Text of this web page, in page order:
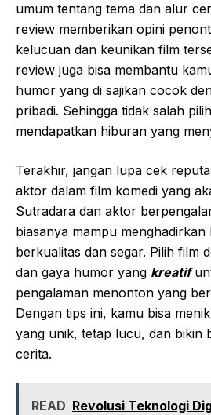
umum tentang tema dan alur
review memberikan opini
kelucuan dan keunikan film
review juga bisa membantu
humor yang di sajikan cocok
pribadi. Sehingga tidak salah
mendapatkan hiburan yang
Terakhir, jangan lupa cek
aktor dalam film komedi yang
Sutradara dan aktor
biasanya mampu
berkualitas dan segar. Pilih film
dan gaya humor yang kreatif
pengalaman menonton yang
Dengan tips ini, kamu bisa
yang unik, tetap lucu, dan bikin
cerita.
READ Revolusi Teknologi